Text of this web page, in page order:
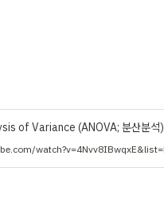
of Variance (ANOVA; 분산분석)